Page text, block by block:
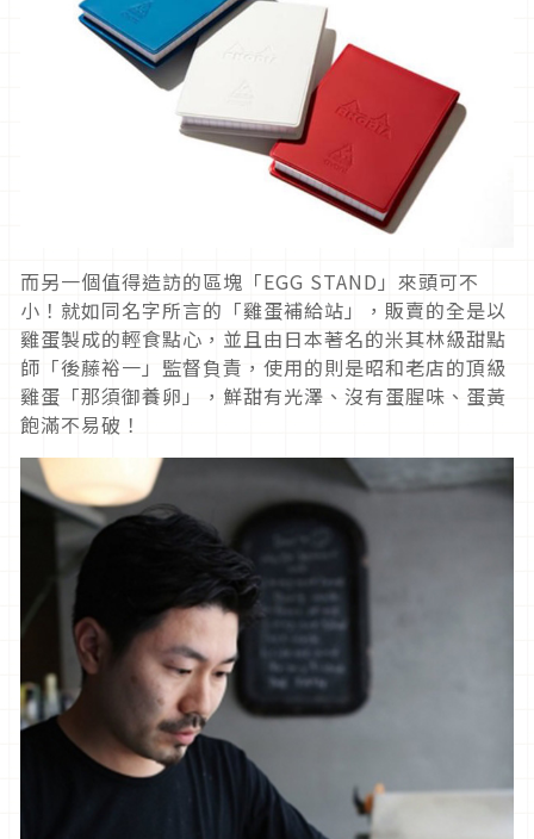
而另一個值得造訪的區塊「EGG STAND」來頭可不
小！就如同名字所言的「雞蛋補給站」，販賣的全是以
雞蛋製成的輕食點心，並且由日本著名的米其林級甜點
師「後藤裕一」監督負責，使用的則是昭和老店的頂級
雞蛋「那須御養卵」，鮮甜有光澤、沒有蛋腥味、蛋黃
飽滿不易破！